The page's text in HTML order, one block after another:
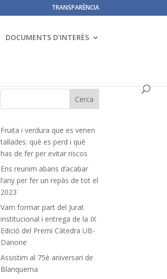
TRANSPARÈNCIA
DOCUMENTS D’INTERÈS
Fruita i verdura que es venen
tallades: què es perd i què
has de fer per evitar riscos
Ens reunim abans d’acabar
l’any per fer un repàs de tot el
2023
Vam formar part del Jurat
institucional i entrega de la IX
Edició del Premi Càtedra UB-
Danone
Assistim al 75è aniversari de
Blanquerna